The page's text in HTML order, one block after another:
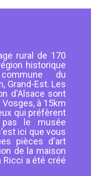
rural de 170
historique
du
Grand-Est. Les
d'Alsace sont
à 15km
qui préfèrent
le musée
ici que vous
pièces d'art
de la maison
Ricci a été créé